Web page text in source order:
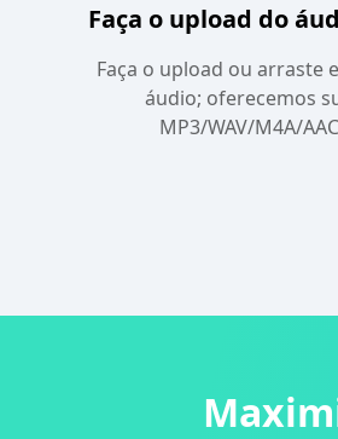
Faça o upload do
Faça o upload ou arraste
áudio; oferecemos
MP3/WAV/M4A/